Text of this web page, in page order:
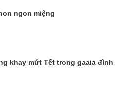
ngon miệng
khay mứt Tết trong gaaia đình